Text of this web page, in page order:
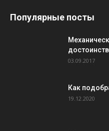
Популярные посты
03.09.2017
Как
19.12.2020